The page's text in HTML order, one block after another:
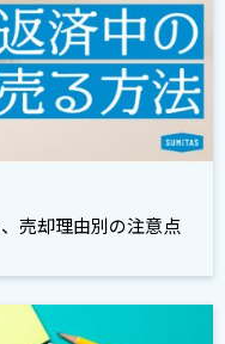
売却理由別の注意点